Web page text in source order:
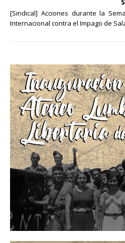
[Sindical] Acciones durante la
Internacional contra el Impago de